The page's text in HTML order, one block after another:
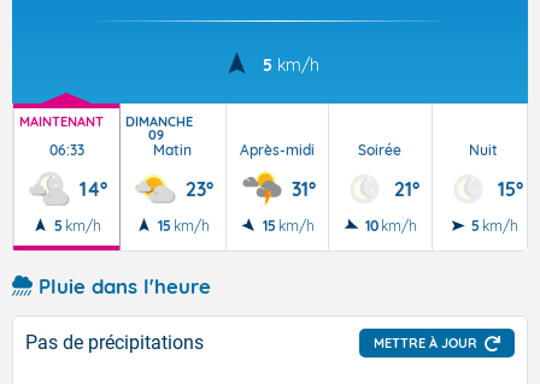
5 km/h
MAINTENANT
06:33
14°
5 km/h
DIMANCHE
09
Matin
23°
15 km/h
Après-midi
31°
15 km/h
Soirée
21°
10 km/h
Nuit
15°
5 km/h
Pluie dans l'heure
Pas de précipitations METTRE À JOUR